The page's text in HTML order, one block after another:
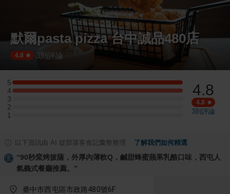
默爾pasta pizza 台中誠品480店
4.8 3則評論
5
5 星：1 則評論
4
4 星：1 則評論
3
3 星：0 則評論
2
2 星：0 則評論
1
1 星：0 則評論
4.8
4.8
3則評論
以下資訊由 AI 從部落客食記彙整整理 了解我們如何精選
“90秒窯烤披薩，外厚內薄軟Q，鹹甜蜂蜜蘋果乳酪口味，西屯人
氣義式餐廳推薦。 ”
臺中市西屯區市政路480號6F